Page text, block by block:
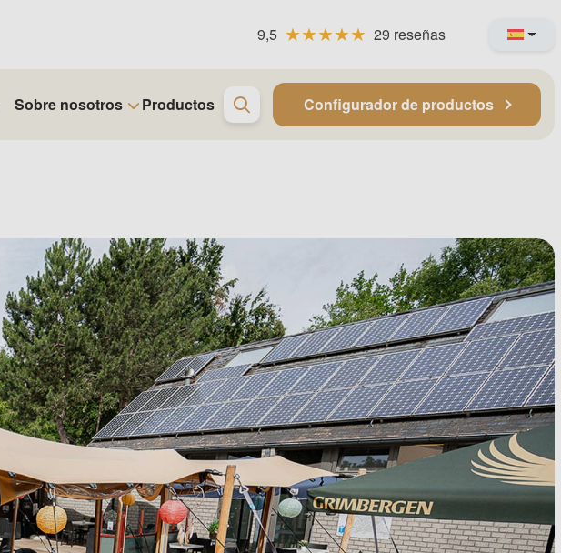
9,5 29 reseñas
Sobre nosotros Productos Configurador de productos